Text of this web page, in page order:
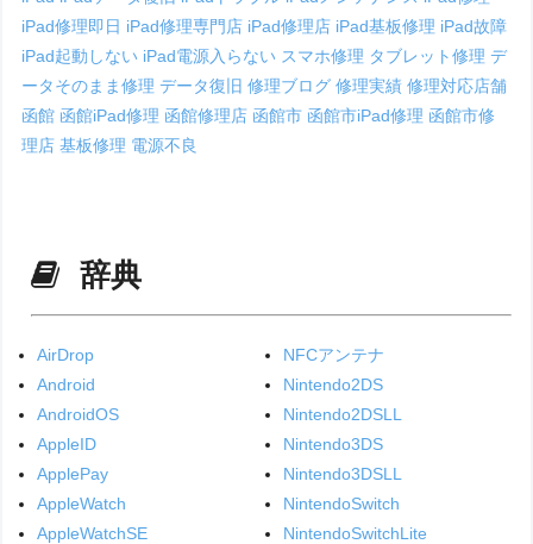
iPad修理即日 iPad修理専門店 iPad修理店 iPad基板修理 iPad故障
iPad起動しない iPad電源入らない スマホ修理 タブレット修理デ
ータそのまま修理データ復旧修理ブログ修理実績修理対応店舗
函館 函館iPad修理 函館修理店 函館市 函館市iPad修理 函館市修
理店基板修理 電源不良
辞典
AirDrop
Android
AndroidOS
AppleID
ApplePay
AppleWatch
AppleWatchSE
NFCアンテナ
Nintendo2DS
Nintendo2DSLL
Nintendo3DS
Nintendo3DSLL
NintendoSwitch
NintendoSwitchLite